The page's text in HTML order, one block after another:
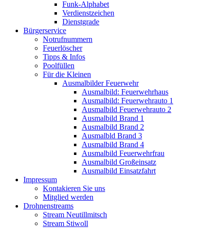
Funk-Alphabet
Verdienstzeichen
Dienstgrade
Bürgerservice
Notrufnummern
Feuerlöscher
Tipps & Infos
Poolfüllen
Für die Kleinen
Ausmalbilder Feuerwehr
Ausmalbild: Feuerwehrhaus
Ausmalbild: Feuerwehrauto 1
Ausmalbild Feuerwehrauto 2
Ausmalbild Brand 1
Ausmalbild Brand 2
Ausmalbld Brand 3
Ausmalbild Brand 4
Ausmalbild Feuerwehrfrau
Ausmalbild Großeinsatz
Ausmalbild Einsatzfahrt
Impressum
Kontakieren Sie uns
Mitglied werden
Drohnenstreams
Stream Neutillmitsch
Stream Stiwoll